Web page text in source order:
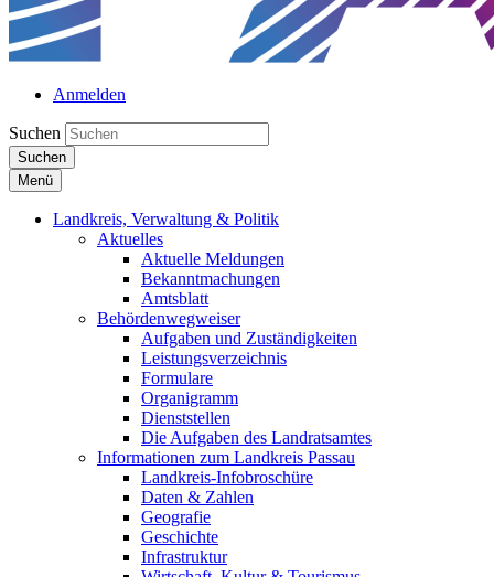
Anmelden
Suchen
Suchen
Menü
Landkreis, Verwaltung & Politik
Aktuelles
Aktuelle Meldungen
Bekanntmachungen
Amtsblatt
Behördenwegweiser
Aufgaben und Zuständigkeiten
Leistungsverzeichnis
Formulare
Organigramm
Dienststellen
Die Aufgaben des Landratsamtes
Informationen zum Landkreis Passau
Landkreis-Infobroschüre
Daten & Zahlen
Geografie
Geschichte
Infrastruktur